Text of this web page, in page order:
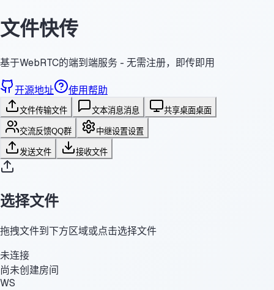
文件快传
基于WebRTC的端到端服务 - 无需注册，即传即用
开源地址 使用帮助
文件传输文件 文本消息消息 共享桌面桌面
交流反馈QQ群 中继设置设置
发送文件 接收文件
选择文件
拖拽文件到下方区域或点击选择文件
未连接
尚未创建房间
WS